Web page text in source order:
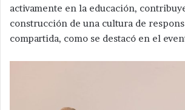
activamente en la educación,
construcción de una cultura de
compartida, como se destacó en el